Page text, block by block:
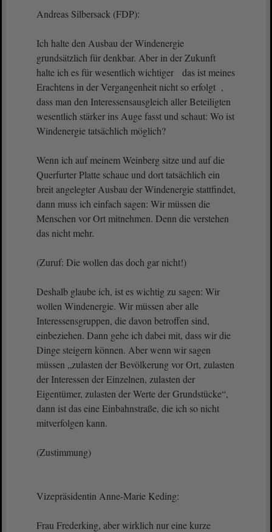
Andreas Silbersack (FDP):
Ich halte den Ausbau der Windenergie
grundsätzlich für denkbar. Aber in der Zukunft
halte ich es für wesentlich wichtiger das ist meines
Erachtens in der Vergangenheit nicht so erfolgt ,
dass man den Interessensausgleich aller Beteiligten
wesentlich stärker ins Auge fasst und schaut: Wo ist
Windenergie tatsächlich möglich?
Wenn ich auf meinem Weinberg sitze und auf die
Querfurter Platte schaue und dort tatsächlich ein
breit angelegter Ausbau der Windenergie stattfindet,
dann muss ich einfach sagen: Wir müssen die
Menschen vor Ort mitnehmen. Denn die verstehen
das nicht mehr.
(Zuruf: Die wollen das doch gar nicht!)
Deshalb glaube ich, ist es wichtig zu sagen: Wir
wollen Windenergie. Wir müssen aber alle
Interessensgruppen, die davon betroffen sind,
einbeziehen. Dann gehe ich dabei mit, dass wir die
Dinge steigern können. Aber wenn wir sagen
müssen „zulasten der Bevölkerung vor Ort, zulasten
der Interessen der Einzelnen, zulasten der
Eigentümer, zulasten der Werte der Grundstücke“,
dann ist das eine Einbahnstraße, die ich so nicht
mitverfolgen kann.
(Zustimmung)
Vizepräsidentin Anne-Marie Keding:
Frau Frederking, aber wirklich nur eine kurze